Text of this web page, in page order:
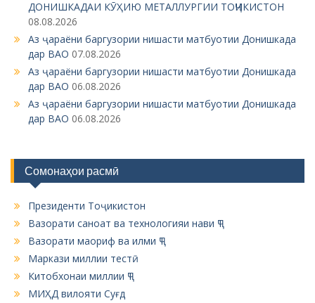
t
o
ДОНИШКАДАИ КӮҲИЮ МЕТАЛЛУРГИИ ТОҶИКИСТОН
08.08.2026
Аз ҷараёни баргузории нишасти матбуотии Донишкада
дар ВАО 07.08.2026
Аз ҷараёни баргузории нишасти матбуотии Донишкада
дар ВАО 06.08.2026
Аз ҷараёни баргузории нишасти матбуотии Донишкада
дар ВАО 06.08.2026
Сомонаҳои расмӣ
Президенти Тоҷикистон
Вазорати саноат ва технологияи нави ҶТ
Вазорати маориф ва илми ҶТ
Маркази миллии тестӣ
Китобхонаи миллии ҶТ
МИҲД вилояти Суғд